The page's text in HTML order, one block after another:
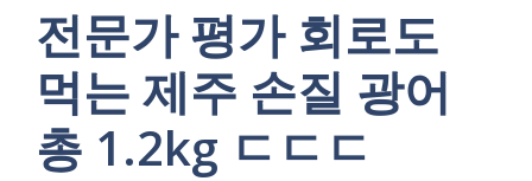
전문가 평가 회로도
먹는 제주 손질 광어
총 1.2kg ㄷㄷㄷ